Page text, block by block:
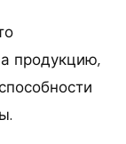
продукцию,